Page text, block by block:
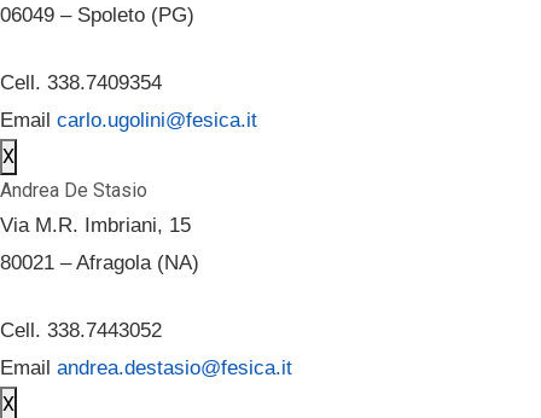
06049 – Spoleto (PG)
Cell. 338.7409354
Email carlo.ugolini@fesica.it
X
Andrea De Stasio
Via M.R. Imbriani, 15
80021 – Afragola (NA)
Cell. 338.7443052
Email andrea.destasio@fesica.it
X